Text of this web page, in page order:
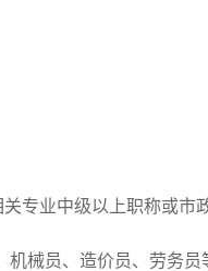
专业中级以上职称或市
机械员、造价员、劳务员